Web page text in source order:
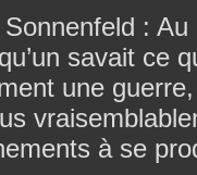
Sonnenfeld :
savait ce
une
à se